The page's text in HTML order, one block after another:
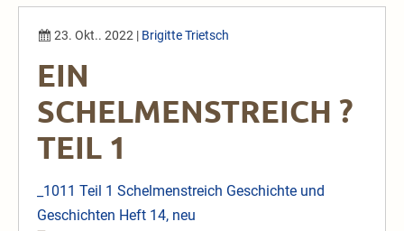
23. Okt.. 2022 | Brigitte Trietsch
EIN
SCHELMENSTREICH ?
TEIL 1
_1011 Teil 1 Schelmenstreich Geschichte und
Geschichten Heft 14, neu